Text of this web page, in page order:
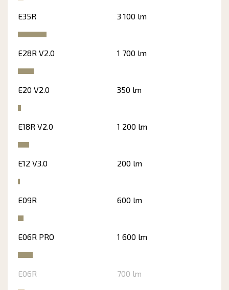
E35R 3 100 lm
E28R V2.0 1 700 lm
E20 V2.0 350 lm
E18R V2.0 1 200 lm
E12 V3.0 200 lm
E09R 600 lm
E06R PRO 1 600 lm
E06R 700 lm